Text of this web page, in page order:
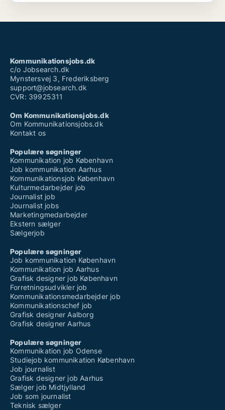
Kommunikationsjobs.dk
c/o Jobsearch.dk
Mynstersvej 3, Frederiksberg
support@jobsearch.dk
CVR: 39925311
Om Kommunikationsjobs.dk
Om Kommunikationsjobs.dk
Kontakt os
Populære søgninger
Kommunikation job København
Job kommunikation Aarhus
Kommunikationsjob København
Kulturmedarbejder job
Journalist job
Journalist jobs
Marketingmedarbejder
Ekstern sælger
Sælgerjob
Populære søgninger
Job kommunikation København
Kommunikation job Aarhus
Grafisk designer job København
Forretningsudvikler job
Kommunikationsmedarbejder job
Kommunikationschef job
Grafisk designer Aalborg
Grafisk designer Aarhus
Populære søgninger
Kommunikation job Odense
Studiejob kommunikation København
Job journalist
Grafisk designer job Aarhus
Sælger job Midtjylland
Job som journalist
Teknisk sælger